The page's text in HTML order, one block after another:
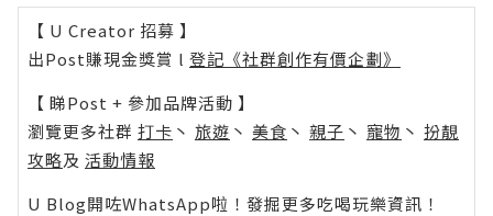
【 U Creator 招募 】
出Post賺現金獎賞 l 登記《社群創作有價企劃》
【 睇Post + 參加品牌活動 】
瀏覽更多社群 打卡 丶 旅遊 丶 美食 丶 親子 丶 寵物 丶 扮靚
攻略及 活動情報
U Blog開咗WhatsApp啦！發掘更多吃喝玩樂資訊！